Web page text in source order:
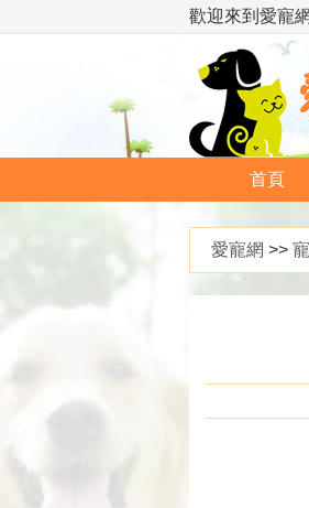
歡迎來到愛寵網
首頁
愛寵網 >>